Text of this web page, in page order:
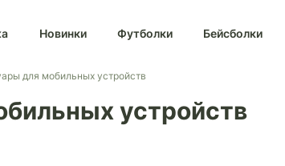
Новинки Футболки Бейсболки
для мобильных устройств
устройств